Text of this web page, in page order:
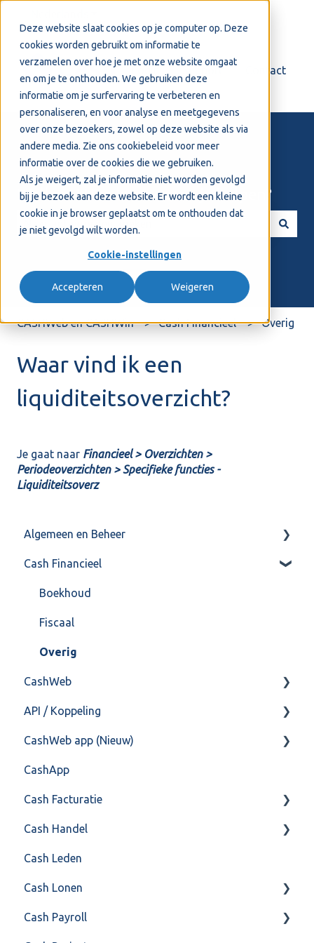
Deze website slaat cookies op je computer op. Deze
cookies worden gebruikt om informatie te
verzamelen over hoe je met onze website omgaat
en om je te onthouden. We gebruiken deze
informatie om je surfervaring te verbeteren en
personaliseren, en voor analyse en meetgegevens
over onze bezoekers, zowel op deze website als via
andere media. Zie ons cookiebeleid voor meer
informatie over de cookies die we gebruiken.
Als je weigert, zal je informatie niet worden gevolgd
bij je bezoek aan deze website. Er wordt een kleine
cookie in je browser geplaatst om te onthouden dat
je niet gevolgd wilt worden.
Cookie-instellingen
Accepteren Weigeren
Support Contact
Welkom! Hoe kunnen we je helpen?
CASHWeb en CASHWin Cash Financieel Overig
Waar vind ik een
liquiditeitsoverzicht?
Je gaat naar Financieel > Overzichten >
Periodeoverzichten > Specifieke functies -
Liquiditeitsoverz
Algemeen en Beheer
Bank(koppeling)
Import/Export
Postbus
Training & Consultancy
Overig
Cash Financieel
Boekhoud
Fiscaal
Overig
CashWeb
CashHero Layout
Mailen vanuit CASHWeb
Algemeen gebruik
API / Koppeling
Algemeen
Api 3.0 (SOAP API)
API 4.0 (REST API)
CashWeb app (Nieuw)
Veel gestelde vragen
CashApp
Cash Facturatie
Factureren
Instellingen
Algemeen
Formulierlayout
Cash Handel
Inkoop
Verkoop
Voorraad
Cash Leden
Cash Lonen
Algemeen
Cash Payroll